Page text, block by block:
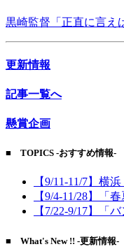
黒崎監督「正直に言え
更新情報
記事一覧へ
懸賞企画
■ TOPICS -おすすめ情報-
【9/11-11/7】横
【9/4-11/28】「
【7/22-9/17】「
■ What's New !! -更新情報-